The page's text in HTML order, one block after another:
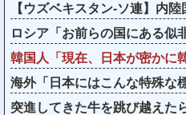
【ウズベキスタン-ソ連】内
ロシア「お前らの国にある似
韓国人「現在、日本が密かに
海外「日本にはこんな特殊な
突進してきた牛を跳び越えた